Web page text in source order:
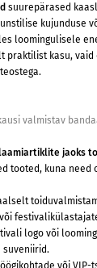
suurepärased
kujunduse
loomingulisele
praktilist kasu, vaid
valmistav
jaoks
tooted, kuna need
logo või
suveniirid.
või VIP-